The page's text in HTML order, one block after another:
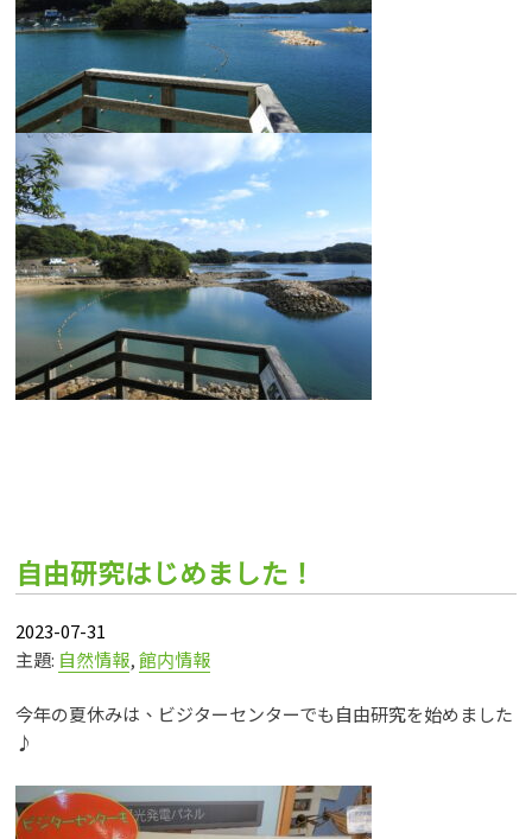
自由研究はじめました！
2023-07-31
主題: 自然情報,館内情報
今年の夏休みは、ビジターセンターでも自由研究を始めました
♪